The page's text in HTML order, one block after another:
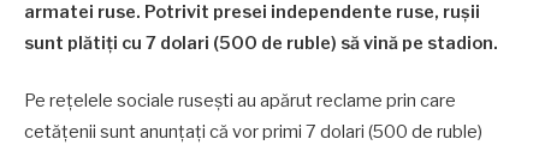
armatei ruse. Potrivit presei independente ruse, ruşii
sunt plătiţi cu 7 dolari (500 de ruble) să vină pe stadion.
Pe rețelele sociale rusești au apărut reclame prin care
cetățenii sunt anunțați că vor primi 7 dolari (500 de ruble)